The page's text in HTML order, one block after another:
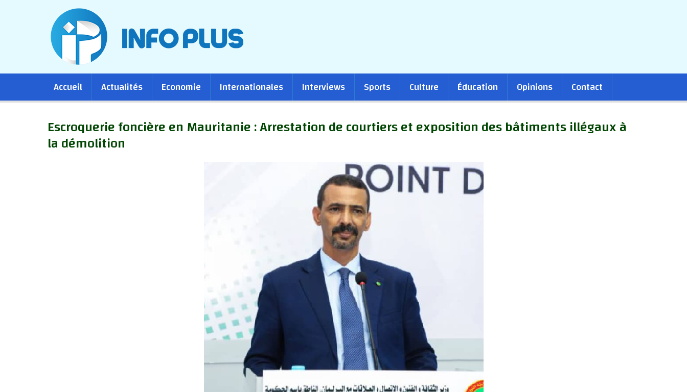
Main
navigation
Accueil Actualités Economie Internationales Interviews Sports Culture Éducation Opinions Contact
Escroquerie foncière en Mauritanie : Arrestation de courtiers et exposition des bâtiments illégaux à
la démolition